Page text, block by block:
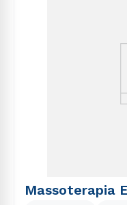
Massoterapia